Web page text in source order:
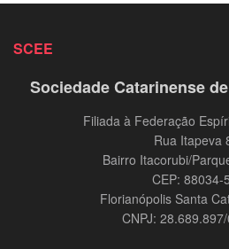
SCEE
Sociedade Catarinense
Filiada à Federação
Rua Itapeva
Bairro Itacorubi/
CEP: 88034-
Florianópolis Santa
CNPJ: